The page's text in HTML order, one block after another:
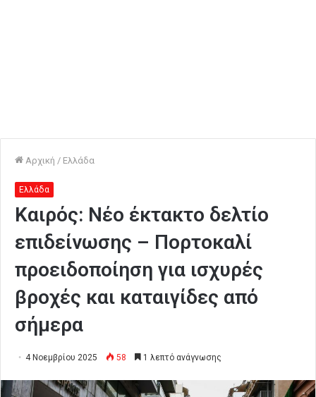
Αρχική / Ελλάδα
Ελλάδα
Καιρός: Νέο έκτακτο δελτίο
επιδείνωσης – Πορτοκαλί
προειδοποίηση για ισχυρές
βροχές και καταιγίδες από
σήμερα
4 Νοεμβρίου 2025 58 1 λεπτό ανάγνωσης